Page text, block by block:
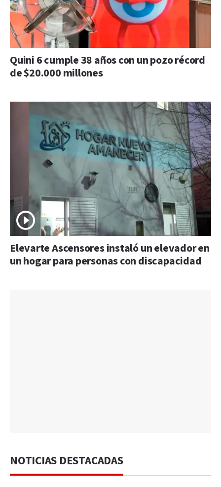
Quini 6 cumple 38 años con un pozo récord
de $20.000 millones
Elevarte Ascensores instaló un elevador en
un hogar para personas con discapacidad
NOTICIAS DESTACADAS